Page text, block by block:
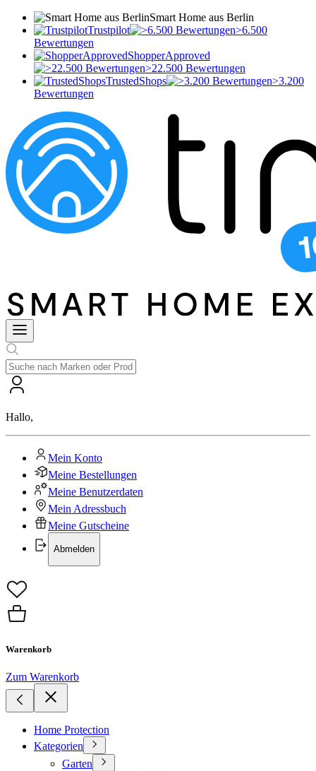
Smart Home aus Berlin
Trustpilot
>6.500
Bewertungen
ShopperApproved
>22.500 Bewertungen
TrustedShops
>3.200
Bewertungen
Hallo,
Mein Konto
Meine Bestellungen
Meine Benutzerdaten
Mein Adressbuch
Meine Gutscheine
Abmelden
Warenkorb
Zum Warenkorb
Home Protection
Kategorien
Garten